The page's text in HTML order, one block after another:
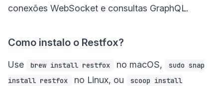
conexões WebSocket e consultas GraphQL.
Como instalo o Restfox?
Use brew install restfox no macOS,
sudo snap
install restfox
no Linux, ou
scoop install